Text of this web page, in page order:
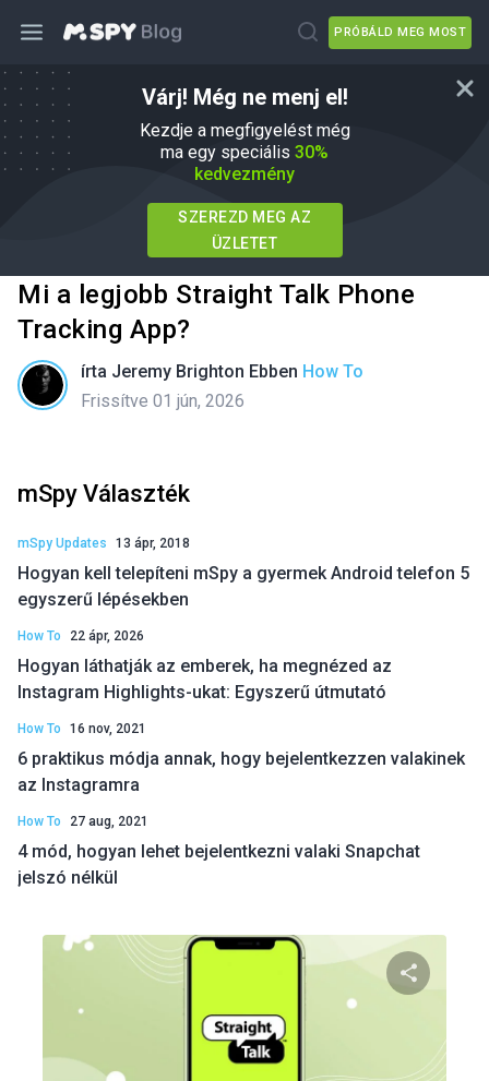
PRÓBÁLD MEG MOST
Várj! Még ne menj el!
Kezdje a megfigyelést még
ma egy speciális 30%
kedvezmény
SZEREZD MEG AZ
ÜZLETET
Mi a legjobb Straight Talk Phone
Tracking App?
írta Jeremy Brighton Ebben How To
Frissítve 01 jún, 2026
mSpy Választék
mSpy Updates 13 ápr, 2018
Hogyan kell telepíteni mSpy a gyermek Android telefon 5
egyszerű lépésekben
How To 22 ápr, 2026
Hogyan láthatják az emberek, ha megnézed az
Instagram Highlights-ukat: Egyszerű útmutató
How To 16 nov, 2021
6 praktikus módja annak, hogy bejelentkezzen valakinek
az Instagramra
How To 27 aug, 2021
4 mód, hogyan lehet bejelentkezni valaki Snapchat
jelszó nélkül